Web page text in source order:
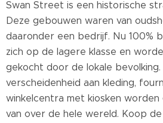
Swan Street is een historische
Deze gebouwen waren van
daaronder een bedrijf. Nu 100%
zich op de lagere klasse en
gekocht door de lokale
verscheidenheid aan kleding,
winkelcentra met kiosken worden
van over de hele wereld. Koop